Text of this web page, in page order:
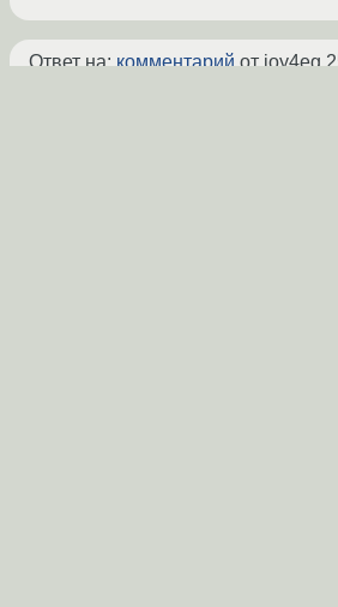
Ответ на:комментарийот joy4eg